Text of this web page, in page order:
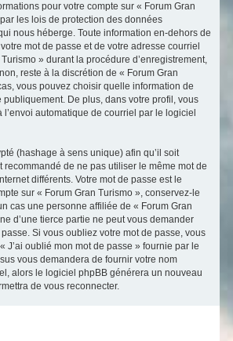
pour votre compte sur « Forum Gran
les lois de protection des données
nous héberge. Toute information en-dehors de
mot de passe et de votre adresse courriel
» durant la procédure d’enregistrement,
reste à la discrétion de « Forum Gran
vous pouvez choisir quelle information de
publiquement. De plus, dans votre profil, vous
automatique de courriel par le logiciel
(hashage à sens unique) afin qu’il soit
recommandé de ne pas utiliser le même mot de
différents. Votre mot de passe est le
sur « Forum Gran Turismo », conservez-le
cas une personne affiliée de « Forum Gran
d’une tierce partie ne peut vous demander
Si vous oubliez votre mot de passe, vous
J’ai oublié mon mot de passe » fournie par le
vous demandera de fournir votre nom
alors le logiciel phpBB générera un nouveau
de vous reconnecter.